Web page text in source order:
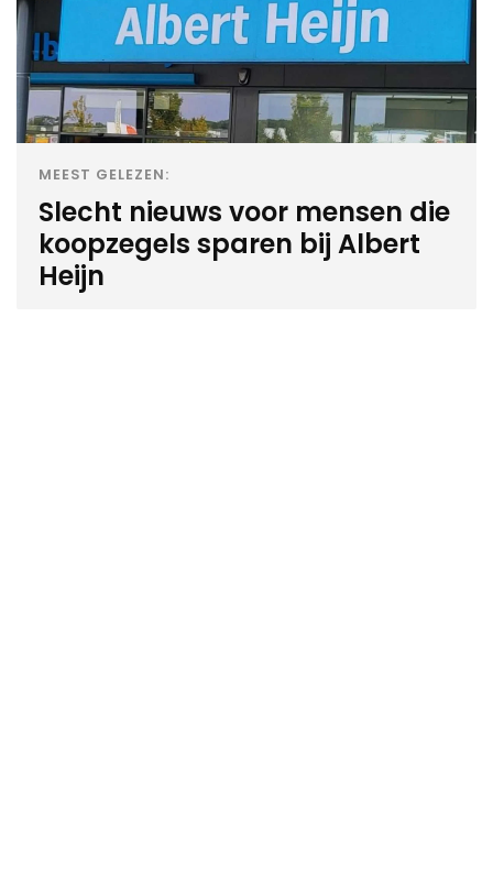
MEEST GELEZEN:
Slecht nieuws voor mensen die
koopzegels sparen bij Albert
Heijn